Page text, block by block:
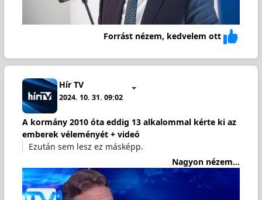
Forrást nézem, kedvelem ott
Hír TV
2024. 10. 31. 09:02
A kormány 2010 óta eddig 13 alkalommal kérte ki az
emberek véleményét + videó
Ezután sem lesz ez másképp.
Nagyon nézem...